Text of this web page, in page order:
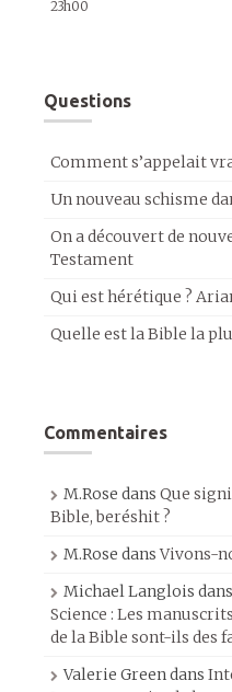
23h00
Questions
Comment s’appelait
Un nouveau schisme
On a découvert de
Testament
Qui est hérétique ?
Quelle est la Bible la
Commentaires
M.Rose dans Que
Bible, beréshit ?
M.Rose dansVivons-
Michael Langlois dans
Science : Les
de la Bible sont-ils des
Valerie Greendans